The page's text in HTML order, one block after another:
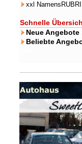
xxl
Schnelle
Neue Angebote
Beliebte